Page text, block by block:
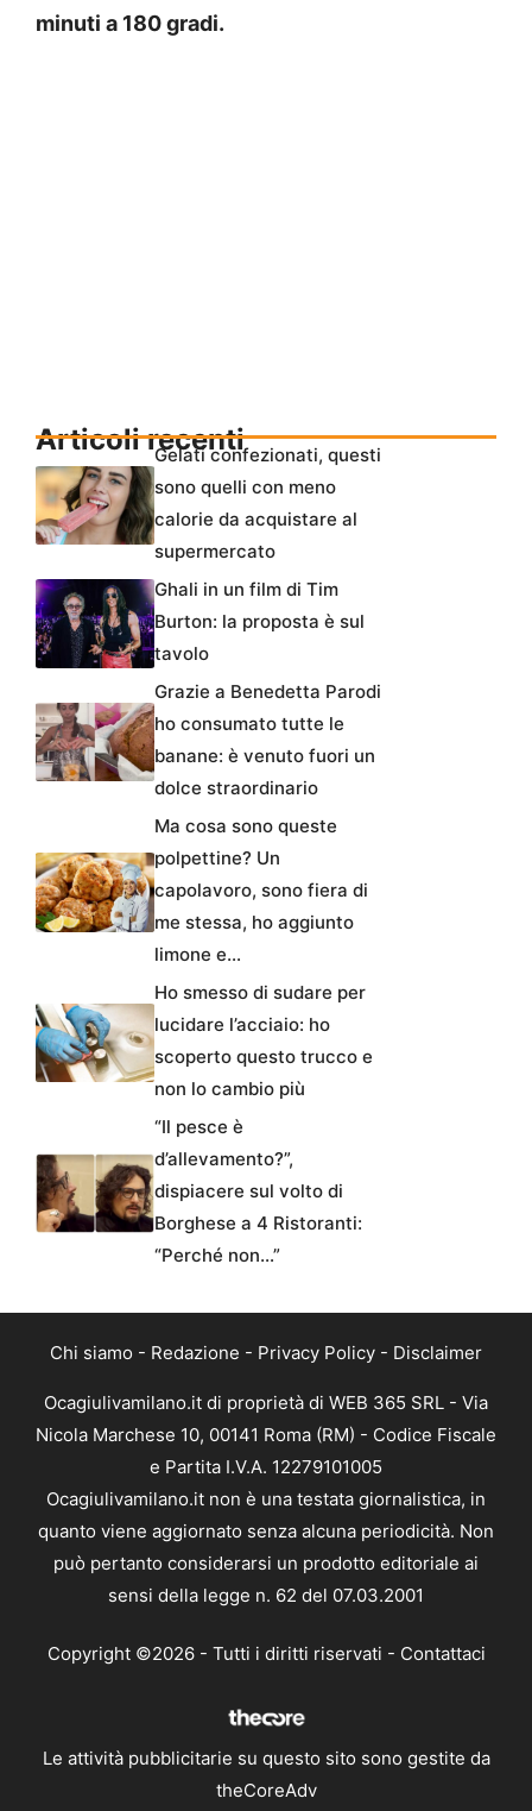
minuti a 180 gradi.
Articoli recentiGelati confezionati, questi
sono quelli con meno
calorie da acquistare al
supermercato
Ghali in un film di Tim
Burton: la proposta è sul
tavolo
Grazie a Benedetta Parodi
ho consumato tutte le
banane: è venuto fuori un
dolce straordinario
Ma cosa sono queste
polpettine? Un
capolavoro, sono fiera di
me stessa, ho aggiunto
limone e…
Ho smesso di sudare per
lucidare l’acciaio: ho
scoperto questo trucco e
non lo cambio più
“Il pesce è
d’allevamento?”,
dispiacere sul volto di
Borghese a 4 Ristoranti:
“Perché non…”
Chi siamo - Redazione - Privacy Policy - Disclaimer
Ocagiulivamilano.it di proprietà di WEB 365 SRL - Via
Nicola Marchese 10, 00141 Roma (RM) - Codice Fiscale
e Partita I.V.A. 12279101005
Ocagiulivamilano.it non è una testata giornalistica, in
quanto viene aggiornato senza alcuna periodicità. Non
può pertanto considerarsi un prodotto editoriale ai
sensi della legge n. 62 del 07.03.2001
Copyright ©2026 - Tutti i diritti riservati - Contattaci
Le attività pubblicitarie su questo sito sono gestite da
theCoreAdv